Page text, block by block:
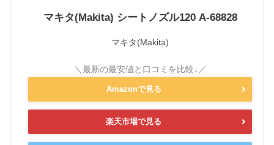
マキタ(Makita) シートノズル120 A-68828
マキタ(Makita)
Amazonで見る
楽天市場で見る